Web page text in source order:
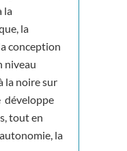
la
la
conception
niveau
la noire sur
développe
tout en
la